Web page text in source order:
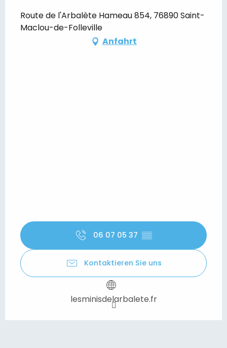
Route de l'Arbalète Hameau 854, 76890 Saint-
Maclou-de-Folleville
Anfahrt
06 07 05 37 ▒▒
Kontaktieren Sie uns
lesminisdelarbalete.fr